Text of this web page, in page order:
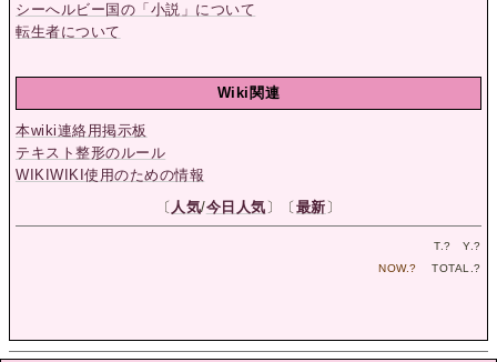
シーへルビー国の「小説」について
転生者について
Wiki関連
本wiki連絡用掲示板
テキスト整形のルール
WIKIWIKI使用のための情報
〔 人気/今日人気〕〔最新〕
T.? Y.?
NOW.? TOTAL.?